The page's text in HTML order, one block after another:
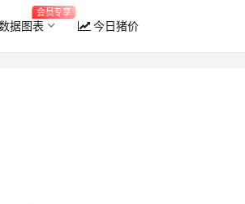
据图表
会员专享
今日猪价